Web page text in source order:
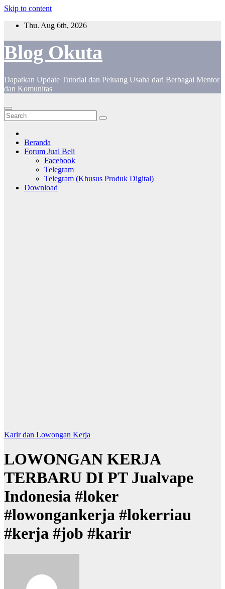
Skip to content
Thu. Aug 6th, 2026
Blog Okuta
Dapatkan Update Tutorial dan Peluang Usaha dari Berbagai Mentor
dan Komunitas
Beranda
Forum Jual Beli
Facebook
Telegram
Telegram (Khusus Produk Digital)
Download
Karir dan Lowongan Kerja
LOWONGAN KERJA
TERBARU DI PT Jualvape
Indonesia #loker
#lowongankerja #lokerriau
#kerja #job #karir